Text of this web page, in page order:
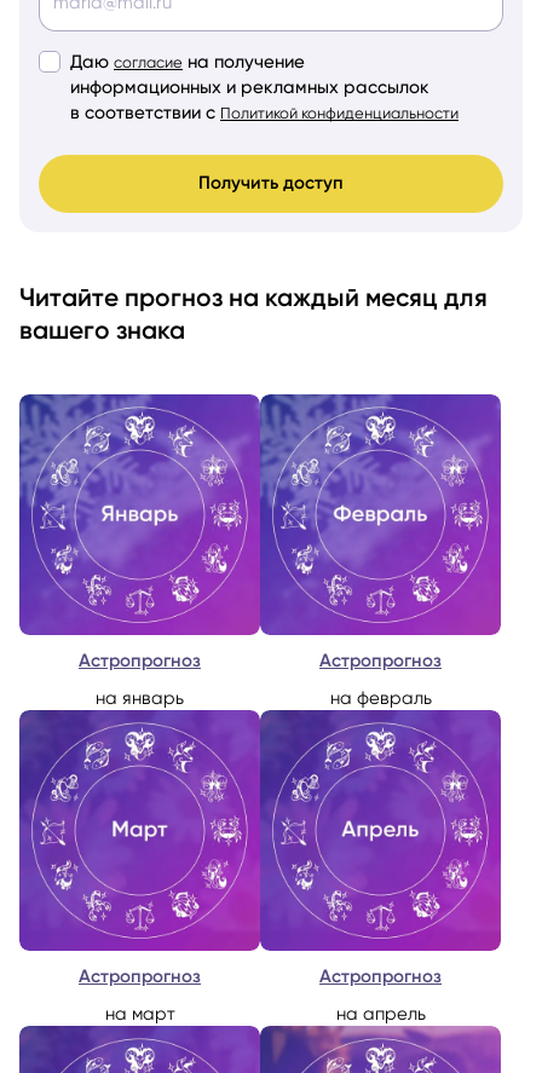
Даю согласие на получение
информационных и рекламных рассылок
в соответствии с Политикой конфиденциальности
Получить доступ
Читайте прогноз на каждый месяц для
вашего знака
Астропрогноз
на январь
Астропрогноз
на февраль
Астропрогноз
на март
Астропрогноз
на апрель